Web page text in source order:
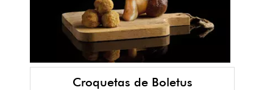
Croquetas de Boletus